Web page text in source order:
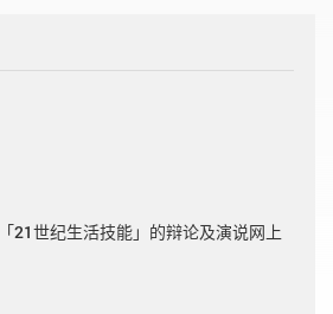
21世纪生活技能」的辩论及演说网上